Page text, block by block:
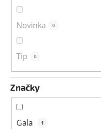
Novinka 0
Tip 0
Značky
Gala 1